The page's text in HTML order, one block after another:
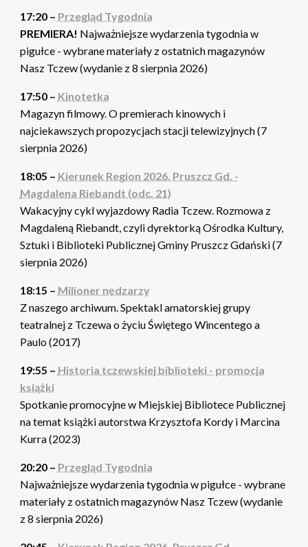
17:20 – Przegląd Tygodnia
PREMIERA! Najważniejsze wydarzenia tygodnia w
pigułce - wybrane materiały z ostatnich magazynów
Nasz Tczew (wydanie z 8 sierpnia 2026)
17:50 – Kinotetka
Magazyn filmowy. O premierach kinowych i
najciekawszych propozycjach stacji telewizyjnych (7
sierpnia 2026)
18:05 – Kierunek Region 2026. Pruszcz Gd. -
Magdalena Riebandt (odc. 21)
Wakacyjny cykl wyjazdowy Radia Tczew. Rozmowa z
Magdaleną Riebandt, czyli dyrektorką Ośrodka Kultury,
Sztuki i Biblioteki Publicznej Gminy Pruszcz Gdański (7
sierpnia 2026)
18:15 – Milioner nędzarzy
Z naszego archiwum. Spektakl amatorskiej grupy
teatralnej z Tczewa o życiu Świętego Wincentego a
Paulo (2017)
19:55 – Historia tczewskiej biblioteki - promocja
książki
Spotkanie promocyjne w Miejskiej Bibliotece Publicznej
na temat książki autorstwa Krzysztofa Kordy i Marcina
Kurra (2023)
20:20 – Przegląd Tygodnia
Najważniejsze wydarzenia tygodnia w pigułce - wybrane
materiały z ostatnich magazynów Nasz Tczew (wydanie
z 8 sierpnia 2026)